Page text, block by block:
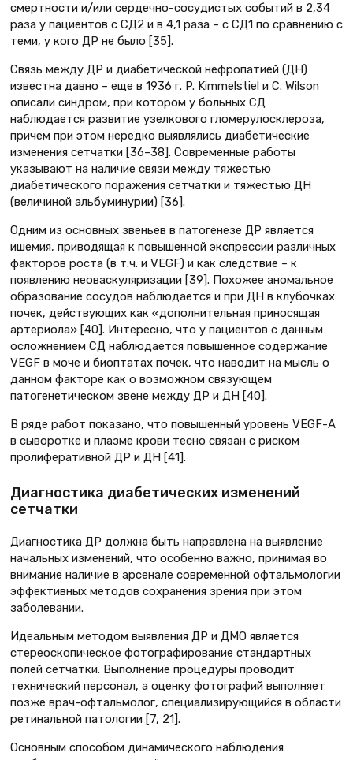
смертности и/или сердечно-сосудистых событий в 2,34
раза у пациентов с СД2 и в 4,1 раза – с СД1 по сравнению с
теми, у кого ДР не было [35].
Связь между ДР и диабетической нефропатией (ДН)
известна давно – еще в 1936 г. P. Kimmelstiel и C. Wilson
описали синдром, при котором у больных СД
наблюдается развитие узелкового гломерулосклероза,
причем при этом нередко выявлялись диабетические
изменения сетчатки [36–38]. Современные работы
указывают на наличие связи между тяжестью
диабетического поражения сетчатки и тяжестью ДН
(величиной альбуминурии) [36].
Одним из основных звеньев в патогенезе ДР является
ишемия, приводящая к повышенной экспрессии различных
факторов роста (в т.ч. и VEGF) и как следствие – к
появлению неоваскуляризации [39]. Похожее аномальное
образование сосудов наблюдается и при ДН в клубочках
почек, действующих как «дополнительная приносящая
артериола» [40]. Интересно, что у пациентов с данным
осложнением СД наблюдается повышенное содержание
VEGF в моче и биоптатах почек, что наводит на мысль о
данном факторе как о возможном связующем
патогенетическом звене между ДР и ДН [40].
В ряде работ показано, что повышенный уровень VEGF-A
в сыворотке и плазме крови тесно связан с риском
пролиферативной ДР и ДН [41].
Диагностика диабетических изменений
сетчатки
Диагностика ДР должна быть направлена на выявление
начальных изменений, что особенно важно, принимая во
внимание наличие в арсенале современной офтальмологии
эффективных методов сохранения зрения при этом
заболевании.
Идеальным методом выявления ДР и ДМО является
стереоскопическое фотографирование стандартных
полей сетчатки. Выполнение процедуры проводит
технический персонал, а оценку фотографий выполняет
позже врач-офтальмолог, специализирующийся в области
ретинальной патологии [7, 21].
Основным способом динамического наблюдения